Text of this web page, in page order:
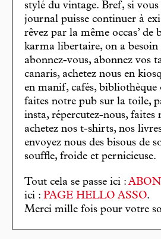
stylé du vintage. Bref, si vous
journal puisse continuer à
rêvez par la même occas’ de
karma libertaire, on a besoin
abonnez-vous, abonnez vos
canaris, achetez nous en
en manif, cafés,
faites notre pub sur la toile,
insta, répercutez-nous, faites
achetez nos t-shirts, nos
envoyez nous des bisous de
souffle, froide et pernicieuse.
Tout cela se passe ici :
ici : PAGE HELLO ASSO.
Merci mille fois pour votre